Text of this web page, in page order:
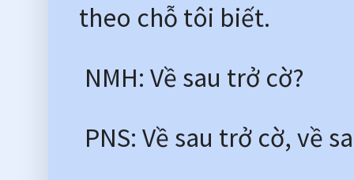
theo chỗ tôi biết.
NMH: Về sau trở cờ?
PNS: Về sau trở cờ, về